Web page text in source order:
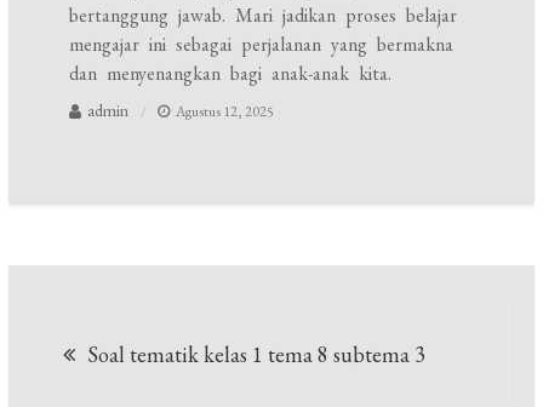
bertanggung jawab. Mari jadikan proses belajar
mengajar ini sebagai perjalanan yang bermakna
dan menyenangkan bagi anak-anak kita.
admin Agustus 12, 2025
Soal tematik kelas 1 tema 8 subtema 3